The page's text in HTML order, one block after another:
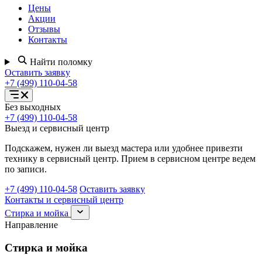
Цены
Акции
Отзывы
Контакты
Найти поломку
Оставить заявку
+7 (499) 110-04-58
Открыть
меню
услуг
Без выходных
+7 (499) 110-04-58
Выезд и сервисный центр
Подскажем, нужен ли выезд мастера или удобнее привезти
технику в сервисный центр. Прием в сервисном центре ведем
по записи.
+7 (499) 110-04-58 Оставить заявку
Контакты и сервисный центр
Стирка и мойка
Раскрыть
раздел
мойка
Направление
Стирка и мойка